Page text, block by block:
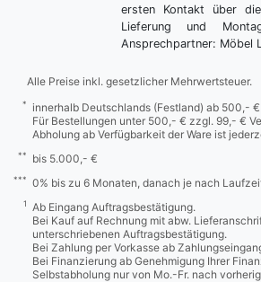
ersten Kontakt über
Lieferung und
Ansprechpartner: Möbel
Alle Preise inkl. gesetzlicher Mehrwertsteuer.
*
innerhalb Deutschlands (Festland) ab 500,-
Für Bestellungen unter 500,- € zzgl. 99,- €
Abholung ab Verfügbarkeit der Ware ist
** bis 5.000,- €
*** 0% bis zu 6 Monaten, danach je nach
1
Ab Eingang Auftragsbestätigung.
Bei Kauf auf Rechnung mit abw.
unterschriebenen Auftragsbestätigung.
Bei Zahlung per Vorkasse ab
Bei Finanzierung ab Genehmigung Ihrer
Selbstabholung nur von Mo.-Fr. nach